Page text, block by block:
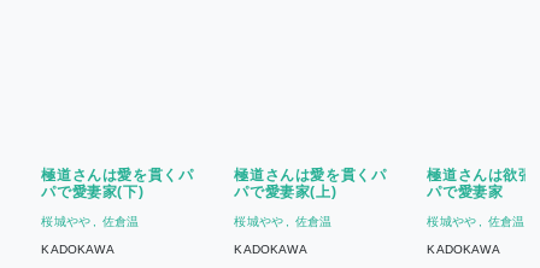
極道さんは愛を貫くパ
パで愛妻家(下)
桜城やや 佐倉温
KADOKAWA
極道さんは愛を貫くパ
パで愛妻家(上)
桜城やや 佐倉温
KADOKAWA
極道さんは欲張
パで愛妻家
桜城やや 佐倉温
KADOKAWA